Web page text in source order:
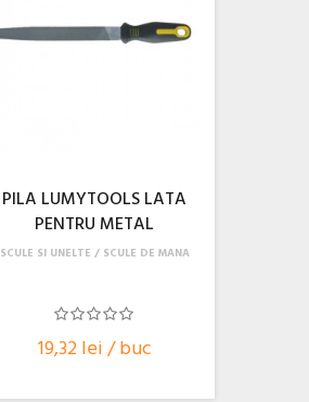
PILA LUMYTOOLS LATA
PENTRU METAL
19,32 lei / buc
SCULE SI UNELTE SCULE DE MANA